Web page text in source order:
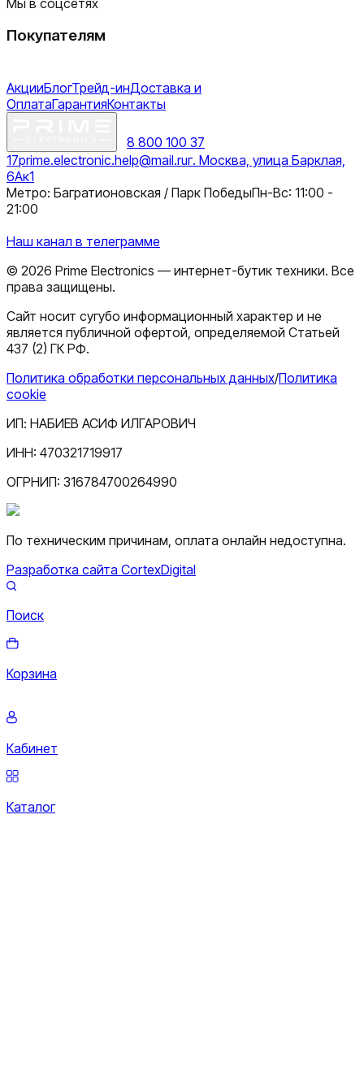
Покупателям
АкцииБлогТрейд-инДоставка и
ОплатаГарантияКонтакты
8 800 100 37
17prime.electronic.help@mail.ruг. Москва, улица Барклая,
6Ак1
Метро: Багратионовская / Парк ПобедыПн-Вс: 11:00 -
21:00
Наш канал в телеграмме
© 2026 Prime Electronics — интернет-бутик техники. Все
права защищены.
Сайт носит сугубо информационный характер и не
является публичной офертой, определяемой Статьей
437 (2) ГК РФ.
Политика обработки персональных данных/Политика
cookie
ИП: НАБИЕВ АСИФ ИЛГАРОВИЧ
ИНН: 470321719917
ОГРНИП: 316784700264990
По техническим причинам, оплата онлайн недоступна.
Разработка сайта CortexDigital
Поиск
Корзина
Кабинет
Каталог